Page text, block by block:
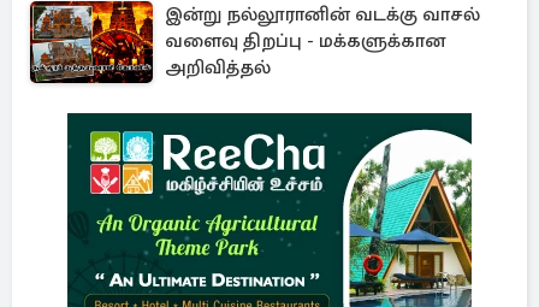
இன்று நல்லூரானின் வடக்கு வாசல்
வளைவு திறப்பு - மக்களுக்கான
அறிவித்தல்